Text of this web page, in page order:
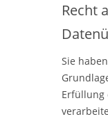
Recht
Sie
Erfüllung